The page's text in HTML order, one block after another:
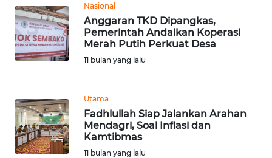
Nasional
Anggaran TKD Dipangkas,
Pemerintah Andalkan Koperasi
Merah Putih Perkuat Desa
11 bulan yang lalu
Utama
Fadhlullah Siap Jalankan Arahan
Mendagri, Soal Inflasi dan
Kamtibmas
11 bulan yang lalu
TAPANULI
SELATAN
WN
WN
KARO